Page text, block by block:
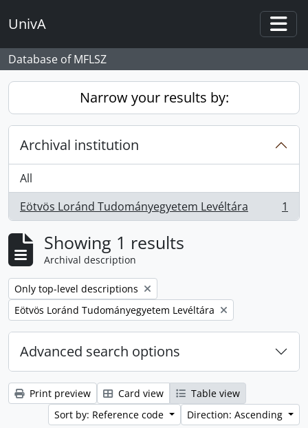
UnivA
Database of MFLSZ
Narrow your results by:
Archival institution
All
Eötvös Loránd Tudományegyetem Levéltára
, 1 results 1
Showing 1 results
Archival description
Remove filter:
Only top-level descriptions
Remove filter:
Eötvös Loránd Tudományegyetem Levéltára
Advanced search options
Print preview Card view
Table view
Sort by: Reference code
Direction: Ascending